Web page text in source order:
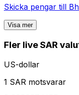
Skicka pengar till
Visa mer
Fler live SAR
US-dollar
1 SAR motsvarar